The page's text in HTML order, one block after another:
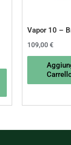
Vapor 10 –
109,00€